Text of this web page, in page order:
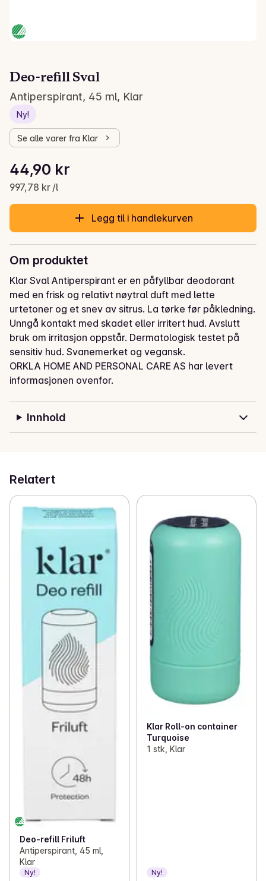
Deo-refill Sval
Antiperspirant, 45 ml, Klar
Ny!
Se alle varer fra Klar
Gjeldende pris er: 44,90 kr
44,90 kr
997,78 kr /l
Stykkpris: 997,78 kr /l
Legg til i handlekurven
Om produktet
Klar Sval Antiperspirant er en påfyllbar deodorant
med en frisk og relativt nøytral duft med lette
urtetoner og et snev av sitrus. La tørke før påkledning.
Unngå kontakt med skadet eller irritert hud. Avslutt
bruk om irritasjon oppstår. Dermatologisk testet på
sensitiv hud. Svanemerket og vegansk.
ORKLA HOME AND PERSONAL CARE AS har levert
informasjonen ovenfor.
Innhold
Relatert
Deo-refill Friluft
Antiperspirant, 45 ml,
Klar
Ny!
Klar Roll-on container
Turquoise
1 stk, Klar
Ny!